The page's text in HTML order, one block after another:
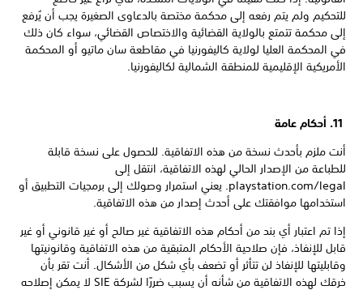
للتحكيم ولم يتم رفعه إلى محكمة مختصة بالدعاوى الصغيرة يجب أن يُرفع
إلى محكمة تتمتع بالولاية القضائية والاختصاص القضائي، سواء كان ذلك
في المحكمة العليا لولاية كاليفورنيا في مقاطعة سان ماتيو أو المحكمة
الأمريكية الإقليمية للمنطقة الشمالية لكاليفورنيا.
أنت ملزم بأحدث نسخة من هذه الاتفاقية. للحصول على نسخة قابلة
للطباعة من الإصدار الحالي لهذه الاتفاقية، انتقل إلى
playstation.com/legal. يعني استمرار وصولك إلى برمجيات التطبيق أو
استخدامها موافقتك على أحدث إصدار من هذه الاتفاقية.
إذا تم اعتبار أي بند من أحكام هذه الاتفاقية غير صالح أو غير قانوني أو غير
قابل للإنفاذ، فإن صلاحية الأحكام المتبقية من هذه الاتفاقية وقانونيتها
وقابليتها للإنفاذ لن تتأثر أو تضعف بأي شكل من الأشكال. أنت تقر بأن
خرقك لهذه الاتفاقية من شأنه أن يسبب ضررًا لشركة SIE لا يمكن إصلاحه